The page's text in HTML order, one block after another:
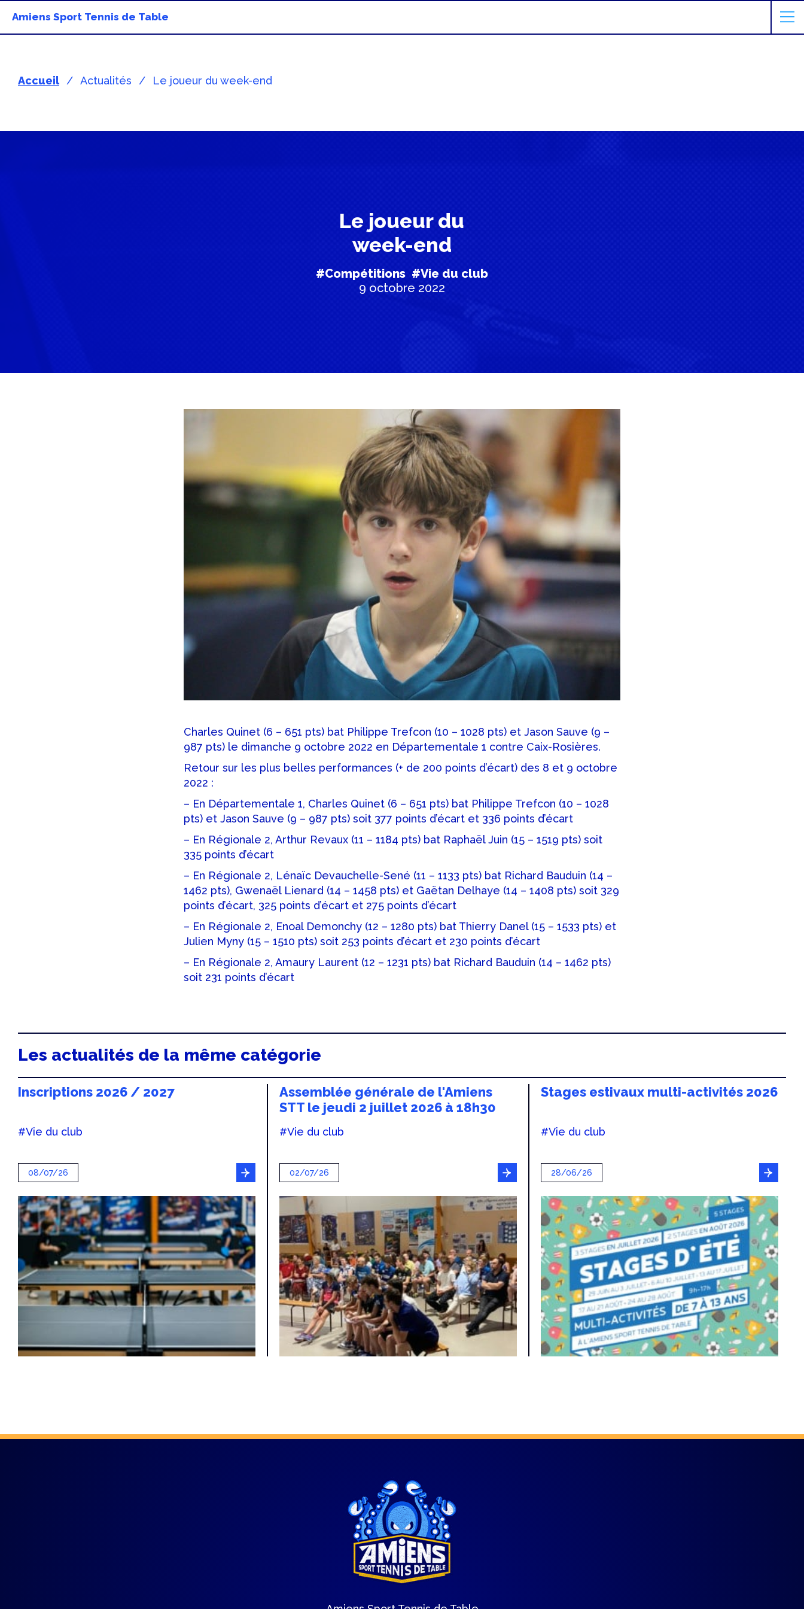
Amiens Sport Tennis de Table
Accueil Actualités Le joueur du week-end
Le joueur du
week-end
#Compétitions #Vie du club
9 octobre 2022
Charles Quinet (6 – 651 pts) bat Philippe Trefcon (10 – 1028 pts) et Jason Sauve (9 –
987 pts) le dimanche 9 octobre 2022 en Départementale 1 contre Caix-Rosières.
Retour sur les plus belles performances (+ de 200 points d’écart) des 8 et 9 octobre
2022 :
– En Départementale 1, Charles Quinet (6 – 651 pts) bat Philippe Trefcon (10 – 1028
pts) et Jason Sauve (9 – 987 pts) soit 377 points d’écart et 336 points d’écart
– En Régionale 2, Arthur Revaux (11 – 1184 pts) bat Raphaël Juin (15 – 1519 pts) soit
335 points d’écart
– En Régionale 2, Lénaïc Devauchelle-Sené (11 – 1133 pts) bat Richard Bauduin (14 –
1462 pts), Gwenaël Lienard (14 – 1458 pts) et Gaëtan Delhaye (14 – 1408 pts) soit 329
points d’écart, 325 points d’écart et 275 points d’écart
– En Régionale 2, Enoal Demonchy (12 – 1280 pts) bat Thierry Danel (15 – 1533 pts) et
Julien Myny (15 – 1510 pts) soit 253 points d’écart et 230 points d’écart
– En Régionale 2, Amaury Laurent (12 – 1231 pts) bat Richard Bauduin (14 – 1462 pts)
soit 231 points d’écart
Les actualités de la même catégorie
Inscriptions 2026 / 2027
#Vie du club
08/07/26
Assemblée générale de l'Amiens
STT le jeudi 2 juillet 2026 à 18h30
#Vie du club
02/07/26
Stages estivaux multi-activités 2026
#Vie du club
28/06/26